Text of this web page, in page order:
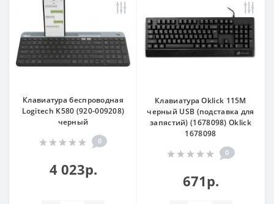
Клавиатура беспроводная
Logitech K580 (920-009208)
черный
0
4 023р.
Клавиатура Oklick 115M
черный USB (подставка для
запястий) (1678098) Oklick
1678098
0
671р.